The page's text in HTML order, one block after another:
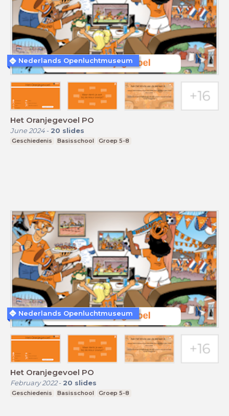
Het Oranjegevoel PO
June 2024- 20 slides
Geschiedenis Basisschool Groep 5-8
Nederlands Openluchtmuseum
Het Oranjegevoel PO
February 2022- 20 slides
Geschiedenis Basisschool Groep 5-8
Nederlands Openluchtmuseum